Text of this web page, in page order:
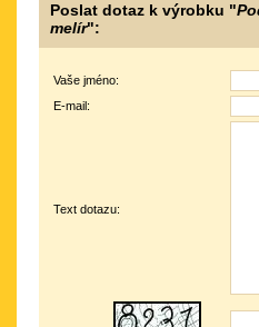
Poslat dotaz k výrobku "
melír":
Vaše jméno:
E-mail:
Text dotazu: